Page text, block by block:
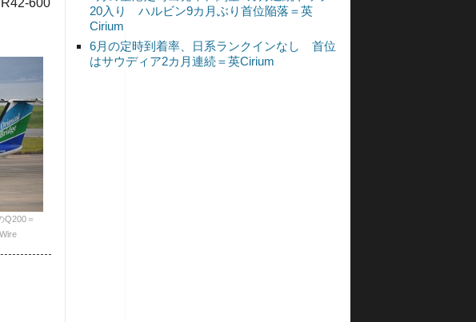
20入り ハルビン9カ月ぶり首位陥落＝英
Cirium
6月の定時到着率、日系ランクインなし 首位
はサウディア2カ月連続＝英Cirium
600
Q200＝